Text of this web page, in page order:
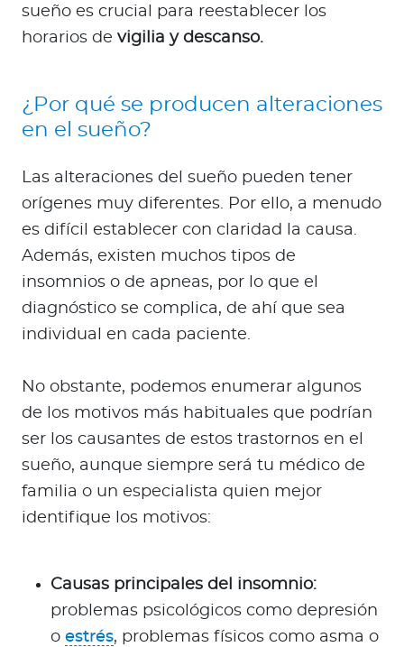
sueño es crucial para reestablecer los
horarios de vigilia y descanso.
¿Por qué se producen alteraciones
en el sueño?
Las alteraciones del sueño pueden tener
orígenes muy diferentes. Por ello, a menudo
es difícil establecer con claridad la causa.
Además, existen muchos tipos de
insomnios o de apneas, por lo que el
diagnóstico se complica, de ahí que sea
individual en cada paciente.
No obstante, podemos enumerar algunos
de los motivos más habituales que podrían
ser los causantes de estos trastornos en el
sueño, aunque siempre será tu médico de
familia o un especialista quien mejor
identifique los motivos:
Causas principales del insomnio:
problemas psicológicos como depresión
o estrés, problemas físicos como asma o